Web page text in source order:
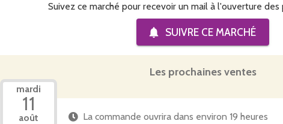
Vous pourrez retirer vos commandes à la ferme tous les mardis à
aviez un empêchement, contactez Benjamin au 06.51.11.78.73 pour
Suivez ce marché pour recevoir un mail à l'ouverture
SUIVRE CE MARCHÉ
Les prochaines ventes
mardi
11
août La commande ouvrira dans environ 19 heures